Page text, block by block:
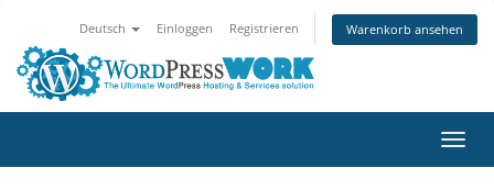
Deutsch Einloggen Registrieren Warenkorb ansehen
ein-/